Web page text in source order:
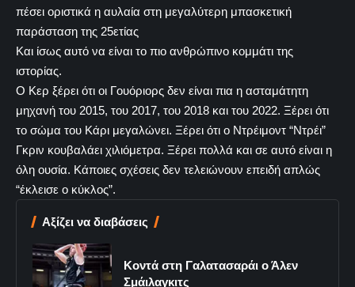
πέσει οριστικά η αυλαία στη μεγαλύτερη μπασκετική
παράσταση της 25ετίας
Και ίσως αυτό να είναι το πιο ανθρώπινο κομμάτι της
ιστορίας.
Ο Κερ ξέρει ότι οι Γουόριορς δεν είναι πια η ασταμάτητη
μηχανή του 2015, του 2017, του 2018 και του 2022. Ξέρει ότι
το σώμα του Κάρι μεγαλώνει. Ξέρει ότι ο Ντρέιμοντ “Ντρέι”
Γκριν κουβαλάει χιλιόμετρα. Ξέρει πολλά και σε αυτό είναι η
όλη ουσία. Κάποιες σχέσεις δεν τελειώνουν επειδή απλώς
“έκλεισε ο κύκλος”.
Αξίζει να διαβάσεις
Κοντά στη Γαλατασαράι ο Άλεν
Σμάιλαγκιτς